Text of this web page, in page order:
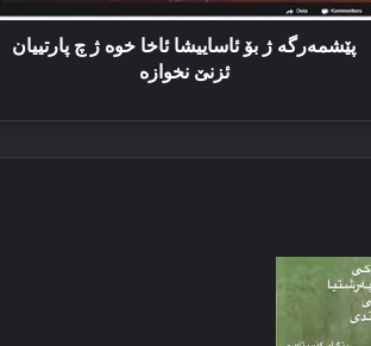
پێشمه‌رگه‌ ژ بۆ ئاساییشا ئاخا خوه‌ ژ چ پارتییان
ئزنێ نخوازە